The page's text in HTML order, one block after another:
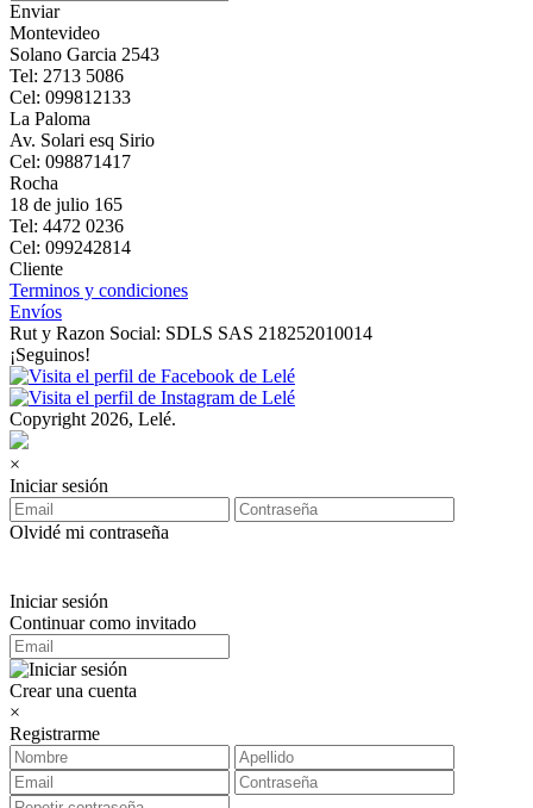
Enviar
Montevideo
Solano Garcia 2543
Tel: 2713 5086
Cel: 099812133
La Paloma
Av. Solari esq Sirio
Cel: 098871417
Rocha
18 de julio 165
Tel: 4472 0236
Cel: 099242814
Cliente
Terminos y condiciones
Envíos
Rut y Razon Social: SDLS SAS 218252010014
¡Seguinos!
Copyright 2026, Lelé.
×
Iniciar sesión
Olvidé mi contraseña
Iniciar sesión
Continuar como invitado
Crear una cuenta
×
Registrarme